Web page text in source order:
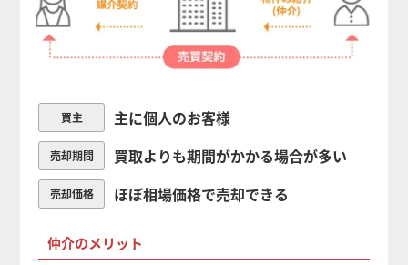
買主 主に個人のお客様
売却期間 買取よりも期間がかかる場合が多い
売却価格 ほぼ相場価格で売却できる
仲介のメリット